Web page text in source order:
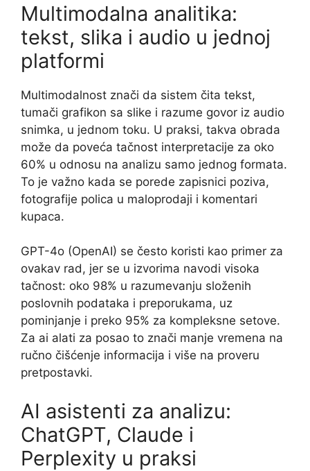
Multimodalna analitika:
tekst, slika i audio u jednoj
platformi
Multimodalnost znači da sistem čita tekst,
tumači grafikon sa slike i razume govor iz audio
snimka, u jednom toku. U praksi, takva obrada
može da poveća tačnost interpretacije za oko
60% u odnosu na analizu samo jednog formata.
To je važno kada se porede zapisnici poziva,
fotografije polica u maloprodaji i komentari
kupaca.
GPT-4o (OpenAI) se često koristi kao primer za
ovakav rad, jer se u izvorima navodi visoka
tačnost: oko 98% u razumevanju složenih
poslovnih podataka i preporukama, uz
pominjanje i preko 95% za kompleksne setove.
Za ai alati za posao to znači manje vremena na
ručno čišćenje informacija i više na proveru
pretpostavki.
AI asistenti za analizu:
ChatGPT, Claude i
Perplexity u praksi